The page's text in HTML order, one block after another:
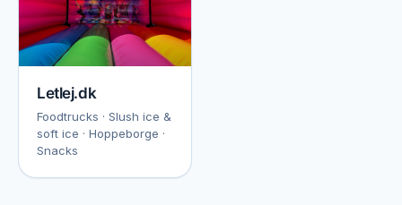
Letlej.dk
Foodtrucks · Slush ice &
soft ice · Hoppeborge ·
Snacks